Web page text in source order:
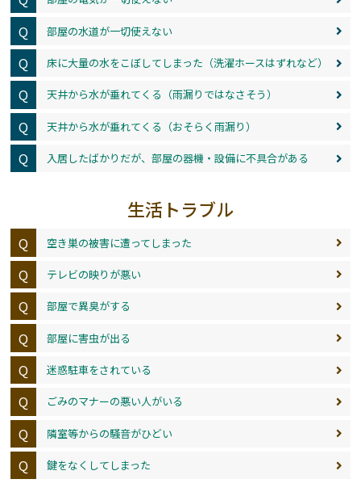
Q 部屋の水道が一切使えない
Q 床に大量の水をこぼしてしまった（洗濯ホースはずれなど）
Q 天井から水が垂れてくる（雨漏りではなさそう）
Q 天井から水が垂れてくる（おそらく雨漏り）
Q 入居したばかりだが、部屋の器機・設備に不具合がある
生活トラブル
Q 空き巣の被害に遭ってしまった
Q テレビの映りが悪い
Q 部屋で異臭がする
Q 部屋に害虫が出る
Q 迷惑駐車をされている
Q ごみのマナーの悪い人がいる
Q 隣室等からの騒音がひどい
Q 鍵をなくしてしまった